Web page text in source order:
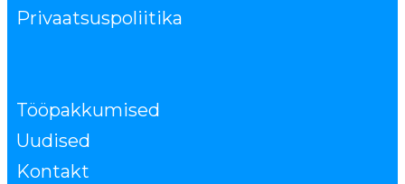
Privaatsuspoliitika
Tööpakkumised
Uudised
Kontakt